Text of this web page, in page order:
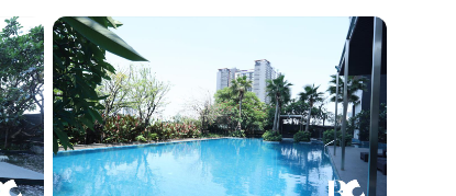
Choose comparative unit
Maximum 3 units
Compare
Clear all